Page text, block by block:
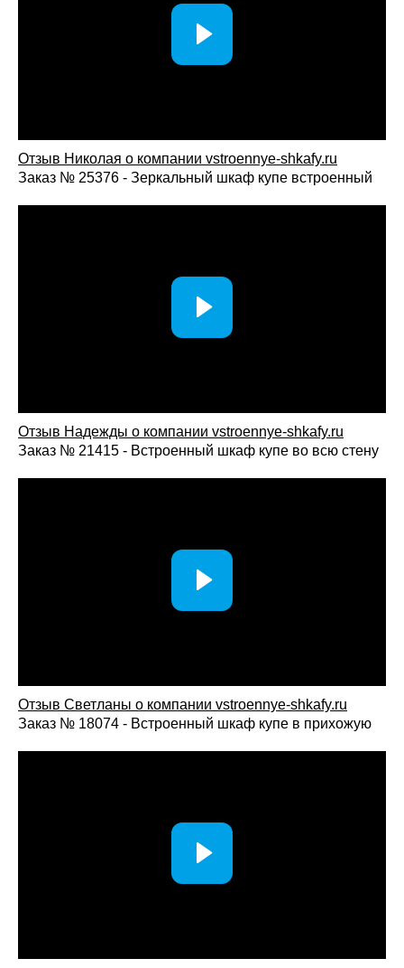
Отзыв Николая о компании vstroennye-shkafy.ru
Заказ № 25376 - Зеркальный шкаф купе встроенный
Отзыв Надежды о компании vstroennye-shkafy.ru
Заказ № 21415 - Встроенный шкаф купе во всю стену
Отзыв Светланы о компании vstroennye-shkafy.ru
Заказ № 18074 - Встроенный шкаф купе в прихожую